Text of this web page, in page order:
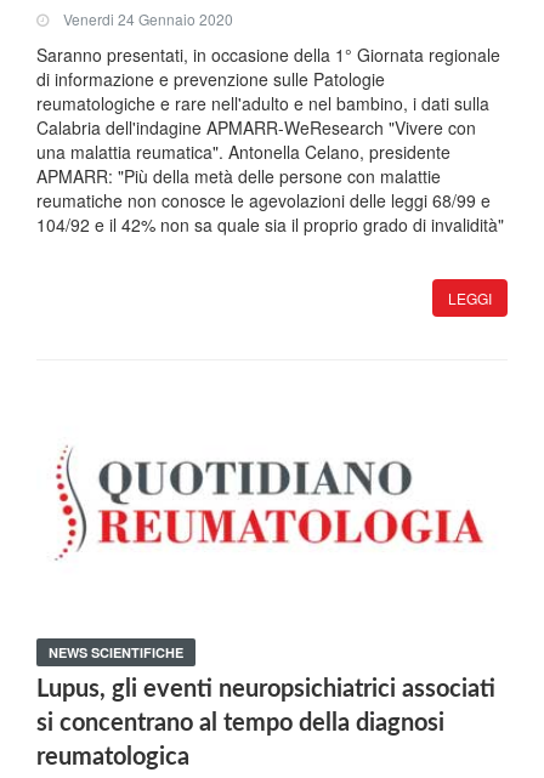
Venerdi 24 Gennaio 2020
Saranno presentati, in occasione della 1° Giornata regionale
di informazione e prevenzione sulle Patologie
reumatologiche e rare nell'adulto e nel bambino, i dati sulla
Calabria dell'indagine APMARR-WeResearch "Vivere con
una malattia reumatica". Antonella Celano, presidente
APMARR: "Più della metà delle persone con malattie
reumatiche non conosce le agevolazioni delle leggi 68/99 e
104/92 e il 42% non sa quale sia il proprio grado di invalidità"
LEGGI
NEWS SCIENTIFICHE
Lupus, gli eventi neuropsichiatrici associati
si concentrano al tempo della diagnosi
reumatologica